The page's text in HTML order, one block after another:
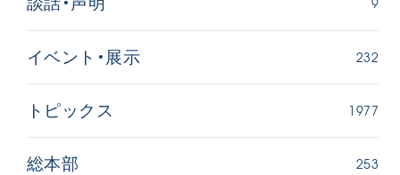
イベント・展示 232
トピックス 1977
総本部 253